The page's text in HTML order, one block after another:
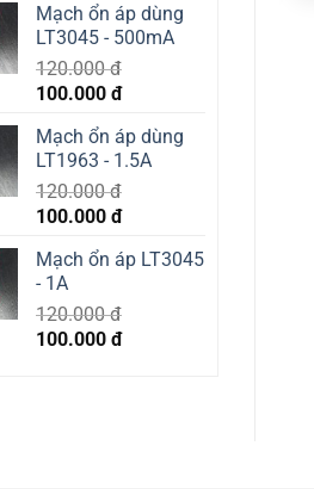
was:
400.000 đ.
is:
350.000 đ.
Mạch ổn áp dùng
LT3045 - 500mA
120.000đ
Original
was:
120.000 đ.
100.000 đCurrent
is:
100.000 đ.
Mạch ổn áp dùng
LT1963 - 1.5A
120.000đ
Original
was:
120.000 đ.
100.000 đCurrent
is:
Mạch ổn áp LT3045
- 1A
120.000đ
Original
100.000 đCurrent